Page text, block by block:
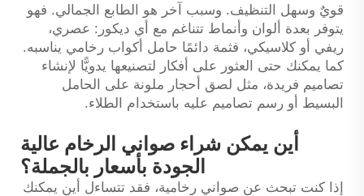
قويٌ وسهل التنظيف. وسبب آخر هو الطابع الجمالي. فهو
يتوفر بعدة ألوان وأنماط تتناغم مع أي ديكور: عصري،
ريفي أو كلاسيكي، فثمة دائمًا حامل أكواب رخامي يناسبه.
كما يمكنك حتى العثور على أفكار لتصنيعها يدويًّا لإنشاء
تصاميم فريدة، مثل لصق أحجار ملونة على الحامل
البسيط أو رسم تصاميم عليه باستخدام الطلاء.
أين يمكن شراء صواني الرخام عالية
الجودة بأسعار بالجملة؟
إذا كنت تبحث عن صواني رخامية، فقد تتساءل أين يمكنك